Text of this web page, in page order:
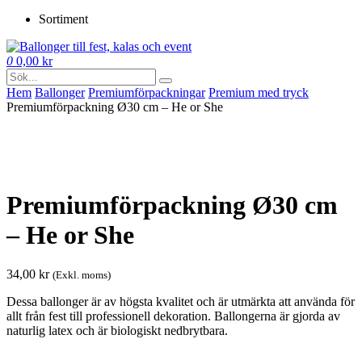
Sortiment
0 0,00 kr
Hem Ballonger Premium­förpackningar Premium med tryck
Premiumförpackning Ø30 cm – He or She
Premiumförpackning Ø30 cm
– He or She
34,00 kr (Exkl. moms)
Dessa ballonger är av högsta kvalitet och är utmärkta att använda för
allt från fest till professionell dekoration. Ballongerna är gjorda av
naturlig latex och är biologiskt nedbrytbara.